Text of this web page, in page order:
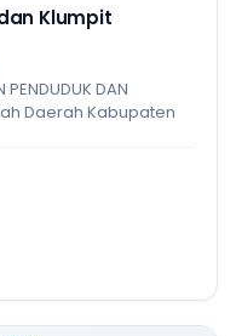
Klumpit
PENDUDUK DAN
Daerah Kabupaten